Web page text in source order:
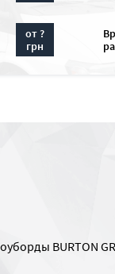
от ?
грн
BURTON